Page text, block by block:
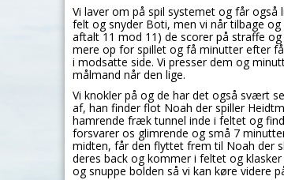
Vi laver om på spil systemet og får
felt og snyder Boti, men vi når tilbage
aftalt 11 mod 11) de scorer på straffe og
mere op for spillet og få minutter efter
i modsatte side. Vi presser dem og
målmand når den lige.
Vi knokler på og de har det også svært
af, han finder flot Noah der spiller
hamrende fræk tunnel inde i feltet og
forsvarer os glimrende og små 7
midten, får den flyttet frem til Noah der
deres back og kommer i feltet og
og snuppe bolden så vi kan køre videre